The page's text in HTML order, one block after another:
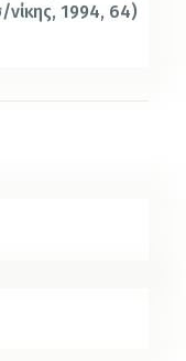
1994, 64)